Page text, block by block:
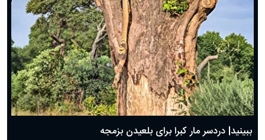
ببینید| دردسر مار کبرا برای بلعیدن بزمجه